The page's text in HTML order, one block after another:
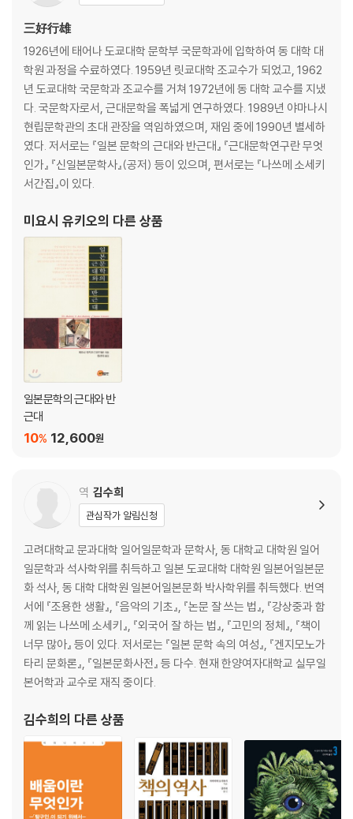
유리문 안에서(초)
Ⅱ부
런던 소식(초)
우견수칙
인생
Ⅲ부
일기
1901년(메이지 34년) 1월 25일
1901년(메이지 34년) 3월 16일
1901년(메이지 34년) 3월 21일
1901년(메이지 34년) 4월경
1905년(메이지 38년)·1906년(메이지 39년)
1906년(메이지 39년)
1910년(메이지 43년)
일기
1912년(메이지 45년) 6월 10일
1912년(메이지 45년) 7월 20일
편지(서간)
1900년(메이지 33년) 12월 26일
나쓰메 교코에게 보낸 편지(초)
1902년(메이지 35년) 12월 1일
다카하마 기요시에게 보낸 편지
가노 고키치에게 보낸 편지(초)
1914년(다이쇼 3년) 11월 14일
하야시바라(당시 오카다) 고조에게 보낸 편지(초)
1915년(다이쇼 4년) 7월(?) 《야마토신문》에 보낸 편지
1916년(다이쇼 5년) 8월 21일
구메 마사오·아쿠타가와 류노스케에게 보낸 편지
해설-미요시 유키오
三好行雄
1926년에 태어나 도쿄대학 문학부 국문학과에 입학하여 동 대학 대
학원 과정을 수료하였다. 1959년 릿쿄대학 조교수가 되었고, 1962
년 도쿄대학 국문학과 조교수를 거쳐 1972년에 동 대학 교수를 지냈
다. 국문학자로서, 근대문학을 폭넓게 연구하였다. 1989년 야마나시
현립문학관의 초대 관장을 역임하였으며, 재임 중에 1990년 별세하
였다. 저서로는 『일본 문학의 근대와 반근대』 『근대문학연구란 무엇
인가』 『신일본문학사』(공저) 등이 있으며, 편서로는 『나쓰메 소세키
서간집』이 있다.
미요시 유키오의 다른 상품
일본문학의 근대와 반
근대
12,600원
10%
역 김수희
관심작가 알림신청
고려대학교 문과대학 일어일문학과 문학사, 동 대학교 대학원 일어
일문학과 석사학위를 취득하고 일본 도쿄대학 대학원 일본어일본문
화 석사, 동 대학 대학원 일본어일본문화 박사학위를 취득했다. 번역
서에 『조용한 생활』, 『음악의 기초』, 『논문 잘 쓰는 법』, 『강상중과 함
께 읽는 나쓰메 소세키』, 『외국어 잘 하는 법』, 『고민의 정체』, 『책이
너무 많아』 등이 있다. 저서로는 『일본 문학 속의 여성』, 『겐지모노가
타리 문화론』, 『일본문화사전』 등 다수. 현재 한양여자대학교 실무일
본어학과 교수로 재직 중이다.
김수희의 다른 상품